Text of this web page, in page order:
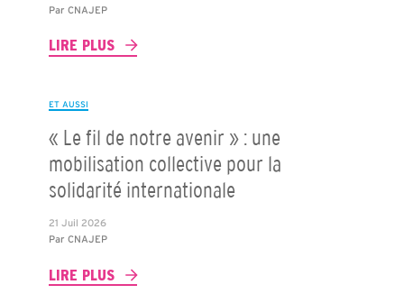
Par CNAJEP
LIRE PLUS
ET AUSSI
« Le fil de notre avenir » : une
mobilisation collective pour la
solidarité internationale
21 Juil 2026
Par CNAJEP
LIRE PLUS